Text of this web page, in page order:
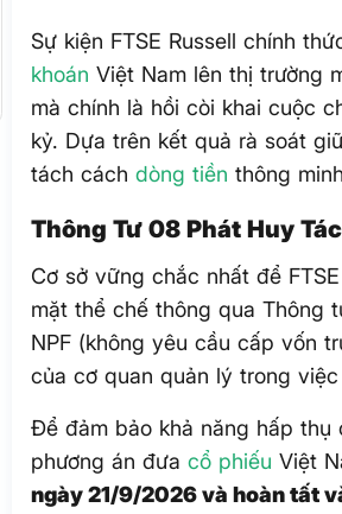
Sự kiện FTSE Russell chính
khoán Việt Nam lên thị trường
mà chính là hồi còi khai cuộc
kỷ. Dựa trên kết quả rà soát
tách cáchdòng tiền thông
Thông Tư 08 Phát Huy
Cơ sở vững chắc nhất để
mặt thể chế thông qua Thông
NPF (không yêu cầu cấp vốn
của cơ quan quản lý trong
Để đảm bảo khả năng hấp thụ
phương án đưacổ phiếu Việt
ngày 21/9/2026 và hoàn tất